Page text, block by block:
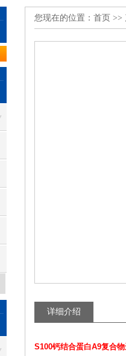
您现在的位置： 首页 >>
详细介绍
S100钙结合蛋白A9复合